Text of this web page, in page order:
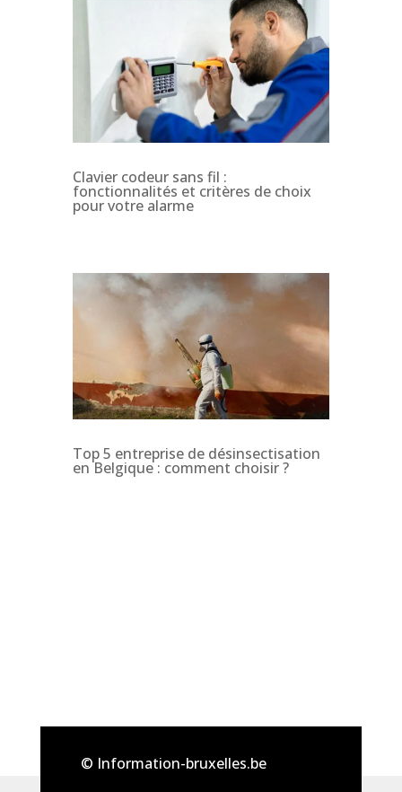
Clavier codeur sans fil :
fonctionnalités et critères de choix
pour votre alarme
Top 5 entreprise de désinsectisation
en Belgique : comment choisir ?
© Information-bruxelles.be